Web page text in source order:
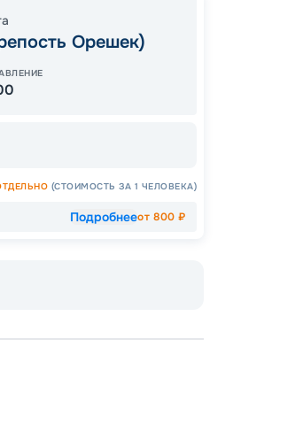
Орешек)
(СТОИМОСТЬ ЗА 1 ЧЕЛОВЕКА)
Подробнееот 800 ₽